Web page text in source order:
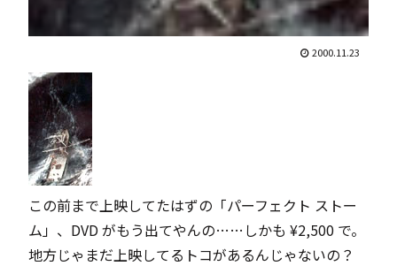
2000.11.23
この前まで上映してたはずの「パーフェクト ストー
ム 」、DVD がもう出てやんの……しかも ¥2,500 で。
地方じゃまだ上映してるトコがあるんじゃないの？